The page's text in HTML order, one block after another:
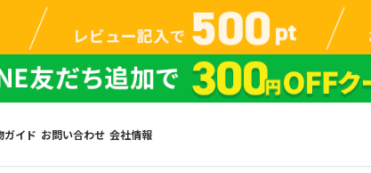
ガイド お問い合わせ 会社情報